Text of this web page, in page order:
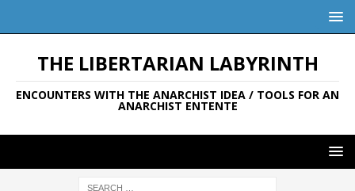
THE LIBERTARIAN LABYRINTH
ENCOUNTERS WITH THE ANARCHIST IDEA / TOOLS FOR AN
ANARCHIST ENTENTE